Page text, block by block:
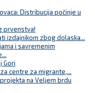
Distribucija počinje u
prvenstva!
izdajnikom zbog dolaska...
i savremenim
Gori
centre za migrante,...
na Veljem brdu